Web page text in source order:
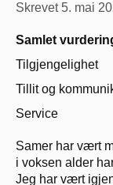
Skrevet 5. mai
Samlet
Tilgjengelighet
Tillit og
Service
Samer har vært
i voksen alder
Jeg har vært